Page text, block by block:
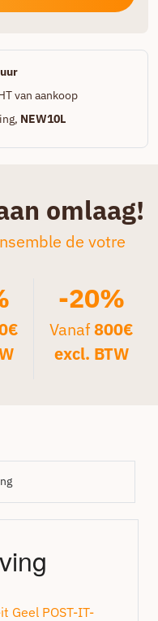
van aankoop
NEW10L
omlaag!
de votre
-20%
Vanaf800€
excl. BTW
Geel POST-IT-